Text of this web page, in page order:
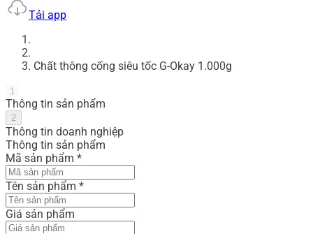
Tải app
Chất thông cống siêu tốc G-Okay 1.000g
1
Thông tin sản phẩm
2
Thông tin doanh nghiệp
Thông tin sản phẩm
Mã sản phẩm *
Tên sản phẩm *
Giá sản phẩm